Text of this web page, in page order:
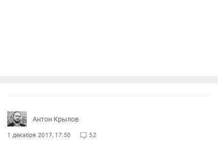
Антон Крылов
1 декабря 2017, 17:50 52